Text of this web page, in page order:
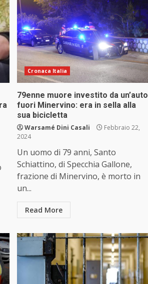
Cronaca Italia
79enne muore investito da un’auto
fuori Minervino: era in sella alla
sua bicicletta
Warsamé Dini Casali
Febbraio 22,
2024
Un uomo di 79 anni, Santo
Schiattino, di Specchia Gallone,
frazione di Minervino, è morto in
un...
Read More